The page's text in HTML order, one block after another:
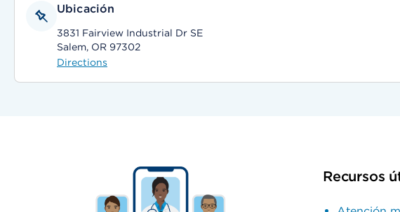
Ubicación
3831 Fairview Industrial Dr SE
Salem, OR 97302
Directions
Recursos